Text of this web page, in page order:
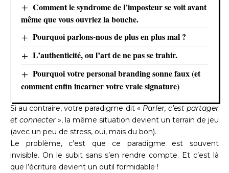
Comment le syndrome de l’imposteur se voit avant
même que vous ouvriez la bouche.
Pourquoi parlons-nous de plus en plus mal ?
L’authenticité, ou l’art de ne pas se trahir.
Pourquoi votre personal branding sonne faux (et
comment enfin incarner votre vraie signature)
Si au contraire, votre paradigme dit « Parler, c’est partager
et connecter », la même situation devient un terrain de jeu
(avec un peu de stress, oui, mais du bon).
Le problème, c’est que ce paradigme est souvent
invisible. On le subit sans s’en rendre compte. Et c’est là
que l’écriture devient un outil formidable !